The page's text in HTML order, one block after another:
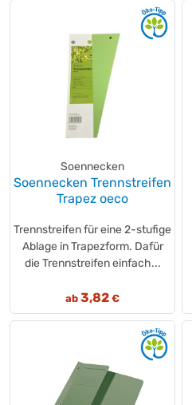
Soennecken
Soennecken Trennstreifen
Trapez oeco
Trennstreifen für eine 2-stufige
Ablage in Trapezform. Dafür
die Trennstreifen einfach...
ab 3,82 €